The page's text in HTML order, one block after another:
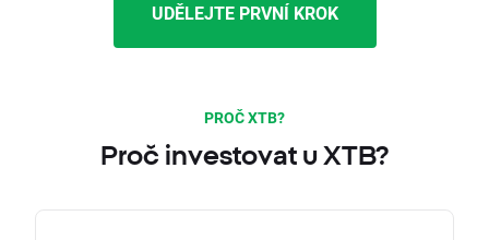
UDĚLEJTE PRVNÍ KROK
PROČ XTB?
Proč investovat u XTB?